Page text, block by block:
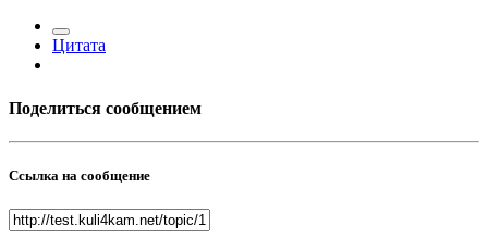
Цитата
Поделиться сообщением
Ссылка на сообщение